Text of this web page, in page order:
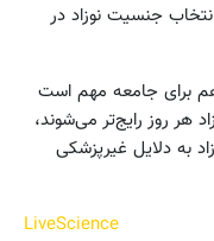
جنسیت نوزاد در
هم برای جامعه مهم است
هر روز رایج‌تر می‌شوند،
به دلایل غیرپزشکی
LiveScience